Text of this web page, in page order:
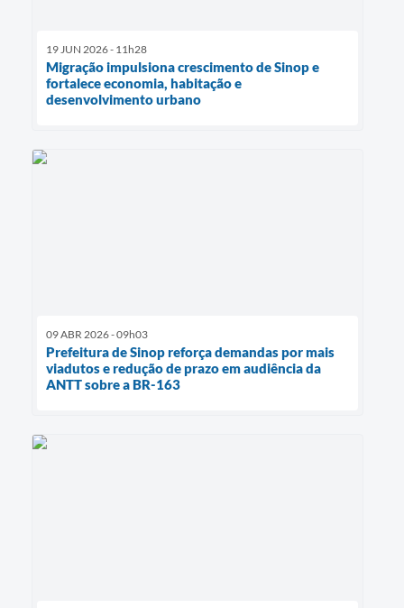
19 JUN 2026 - 11h28
Migração impulsiona crescimento de Sinop e
fortalece economia, habitação e
desenvolvimento urbano
09 ABR 2026 - 09h03
Prefeitura de Sinop reforça demandas por mais
viadutos e redução de prazo em audiência da
ANTT sobre a BR-163